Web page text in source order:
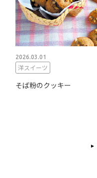
2026.03.01
洋スイーツ
そば粉のクッキー